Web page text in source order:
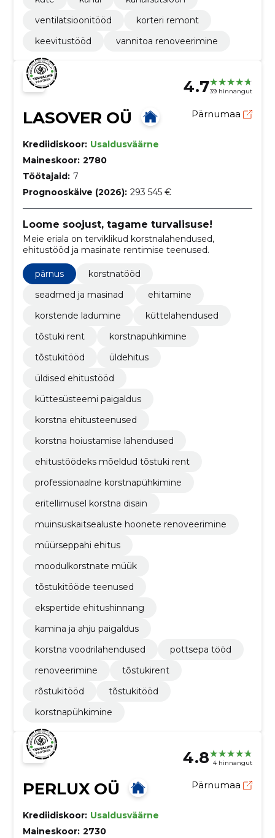
ventilatsioonitööd
korteri remont
keevitustööd
vannitoa renoveerimine
4.739 hinnangut
LASOVER OÜ Pärnumaa
Krediidiskoor: Usaldusväärne
Maineskoor: 2780
Töötajaid: 7
Prognooskäive (2026): 293 545 €
Loome soojust, tagame turvalisuse!
Meie eriala on terviklikud korstnalahendused,
ehitustööd ja masinate rentimise teenused.
pärnus
korstnatööd
seadmed ja masinad
ehitamine
korstende ladumine
küttelahendused
tõstuki rent
korstnapühkimine
tõstukitööd
üldehitus
üldised ehitustööd
küttesüsteemi paigaldus
korstna ehitusteenused
korstna hoiustamise lahendused
ehitustöödeks mõeldud tõstuki rent
professionaalne korstnapühkimine
eritellimusel korstna disain
muinsuskaitsealuste hoonete renoveerimine
müürseppahi ehitus
moodulkorstnate müük
tõstukitööde teenused
ekspertide ehitushinnang
kamina ja ahju paigaldus
korstna voodrilahendused
pottsepa tööd
renoveerimine
tõstukirent
rõstukitööd
tõstukitööd
korstnapühkimine
4.8 4 hinnangut
PERLUX OÜ Pärnumaa
Krediidiskoor: Usaldusväärne
Maineskoor: 2730